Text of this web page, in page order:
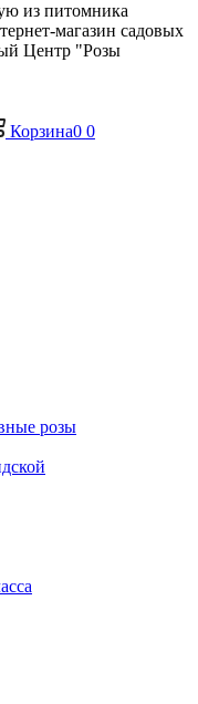
из питомника
магазин садовых
Центр "Розы
Корзина0 0
розы